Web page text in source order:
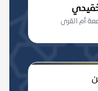
أم القرى